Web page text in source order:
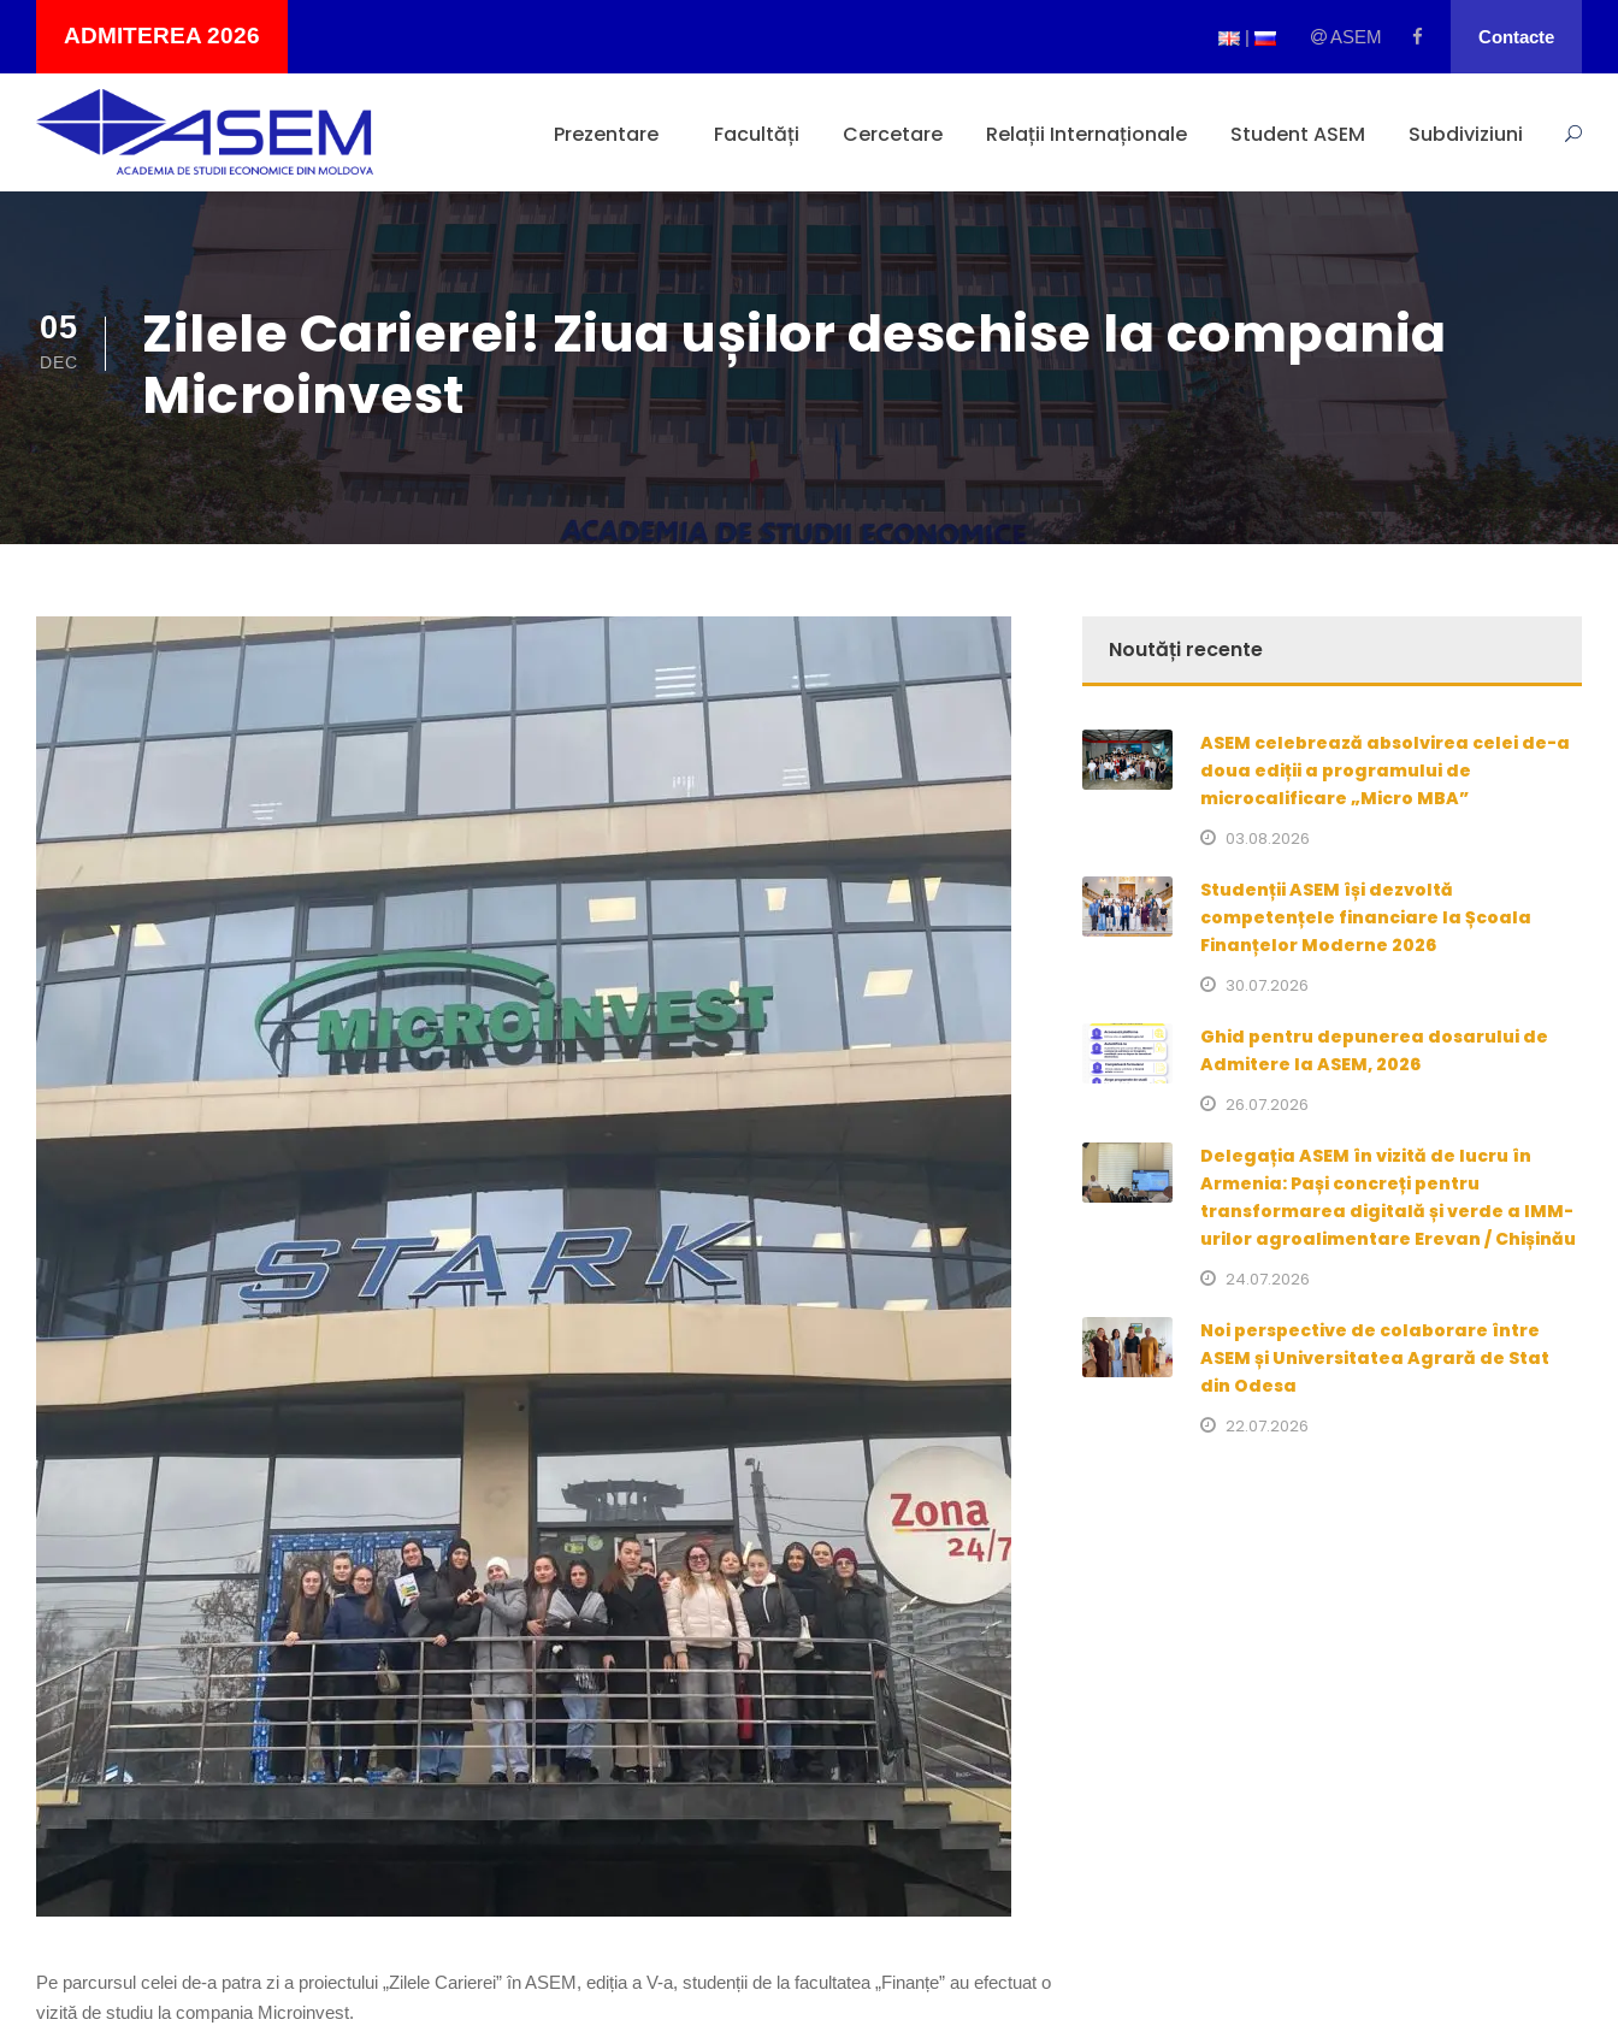
ADMITEREA 2026 | ASEM Contacte
Prezentare Facultăți Cercetare Relații Internaționale Student ASEM Subdiviziuni
05
DEC
Zilele Carierei! Ziua ușilor deschise la compania
Microinvest
Pe parcursul celei de-a patra zi a proiectului „Zilele Carierei” în ASEM, ediția a V-a, studenții de la facultatea „Finanțe” au efectuat o
vizită de studiu la compania Microinvest.
Noutăți recente
ASEM celebrează absolvirea celei de-a
doua ediții a programului de
microcalificare „Micro MBA”
03.08.2026
Studenții ASEM își dezvoltă
competențele financiare la Școala
Finanțelor Moderne 2026
30.07.2026
Ghid pentru depunerea dosarului de
Admitere la ASEM, 2026
26.07.2026
Delegația ASEM în vizită de lucru în
Armenia: Pași concreți pentru
transformarea digitală și verde a IMM-
urilor agroalimentare Erevan / Chișinău
24.07.2026
Noi perspective de colaborare între
ASEM și Universitatea Agrară de Stat
din Odesa
22.07.2026